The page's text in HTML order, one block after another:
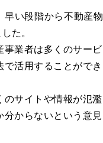
早い段階から不動産
た。
事業者は多くのサー
で活用することがで
のサイトや情報が氾
分からないという意